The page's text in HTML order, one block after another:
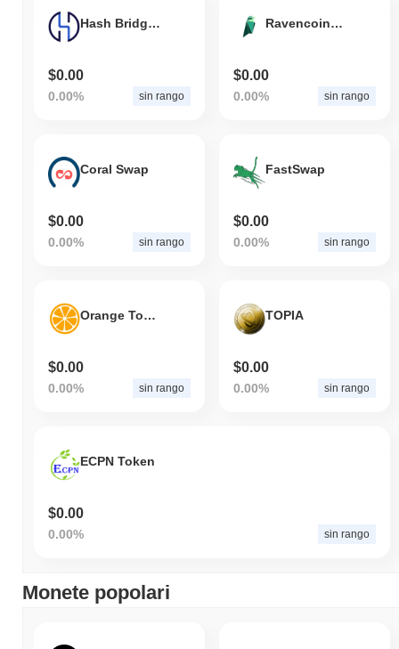
Hash Bridge Oracle
$0.00
0.00% sin rango
Ravencoin Classic
$0.00
0.00% sin rango
Coral Swap
$0.00
0.00% sin rango
FastSwap
$0.00
0.00% sin rango
Orange Token
$0.00
0.00% sin rango
TOPIA
$0.00
0.00% sin rango
ECPN Token
$0.00
0.00% sin rango
Monete popolari